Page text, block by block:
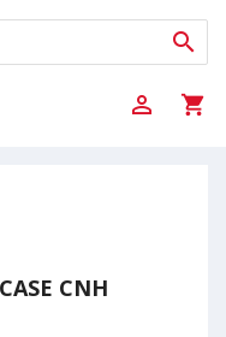

shopping_cart

CNH